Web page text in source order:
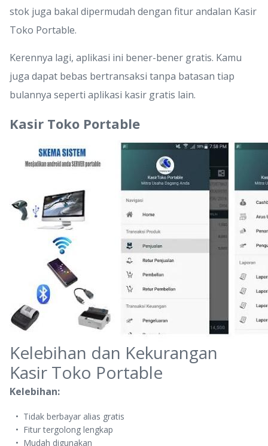
stok juga bakal dipermudah dengan fitur andalan Kasir
Toko Portable.
Kerennya lagi, aplikasi ini bener-bener gratis. Kamu
juga dapat bebas bertransaksi tanpa batasan tiap
bulannya seperti aplikasi kasir gratis lain.
Kasir Toko Portable
Kelebihan dan Kekurangan
Kasir Toko Portable
Kelebihan:
Tidak berbayar alias gratis
Fitur tergolong lengkap
Mudah digunakan